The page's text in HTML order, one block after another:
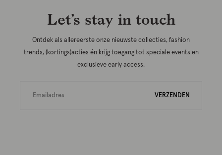
Let’s stay in touch
Ontdek als allereerste onze nieuwste collecties, fashion
trends, (kortings)acties én krijg toegang tot speciale events en
exclusieve early access.
VERZENDEN